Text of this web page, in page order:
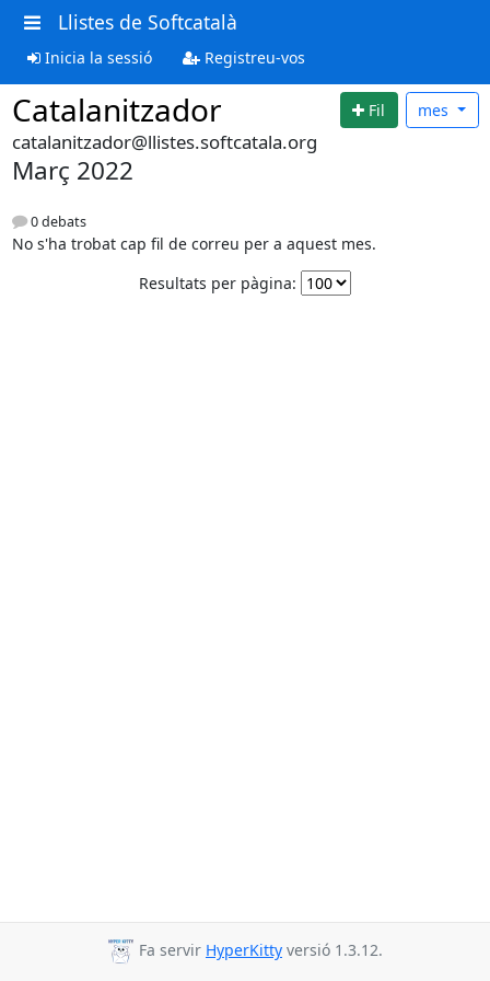
Llistes de Softcatalà
Inicia la sessió Registreu-vos
Catalanitzador Fil mes
catalanitzador@llistes.softcatala.org
Març 2022
0 debats
No s'ha trobat cap fil de correu per a aquest mes.
Resultats per pàgina:
Fa servir HyperKitty versió 1.3.12.